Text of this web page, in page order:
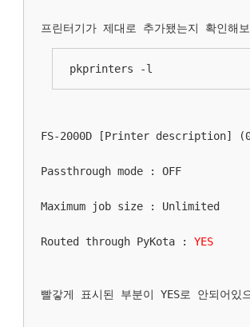
pkprinters -l
FS-2000D [Printer description]
Passthrough mode : OFF
Maximum job size : Unlimited
Routed through PyKota : YES
빨갛게 표시된 부분이 YES로 안되어있